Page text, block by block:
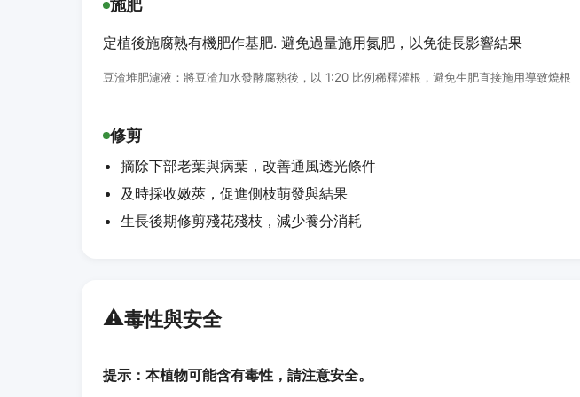
施肥
定植後施腐熟有機肥作基肥. 避免過量施用氮肥，以免徒長影響結果
豆渣堆肥濾液：將豆渣加水發酵腐熟後，以 1:20 比例稀釋灌根，避免生肥直接施用導致燒根
修剪
摘除下部老葉與病葉，改善通風透光條件
及時採收嫩莢，促進側枝萌發與結果
生長後期修剪殘花殘枝，減少養分消耗
⚠️毒性與安全
提示：本植物可能含有毒性，請注意安全。